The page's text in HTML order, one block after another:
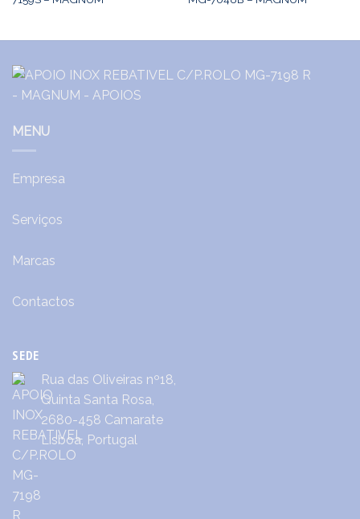
MENU
Empresa
Serviços
Marcas
Contactos
SEDE
Rua das Oliveiras nº18,
Quinta Santa Rosa,
2680-458 Camarate
Lisboa, Portugal